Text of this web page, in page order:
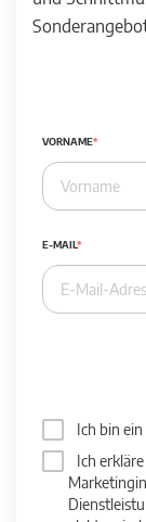
VORNAME
E-MAIL
Ich bin
Ich